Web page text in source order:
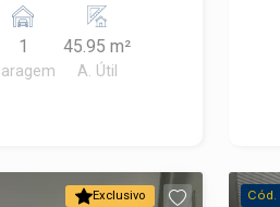
ambientes
completo e
dos
1 45.95 m²
A. Útil
Exclusivo Cód.